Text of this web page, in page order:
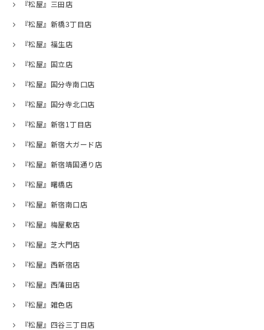
『松屋』三田店
『松屋』新橋3丁目店
『松屋』福生店
『松屋』国立店
『松屋』国分寺南口店
『松屋』国分寺北口店
『松屋』新宿1丁目店
『松屋』新宿大ガード店
『松屋』新宿靖国通り店
『松屋』曙橋店
『松屋』新宿南口店
『松屋』梅屋敷店
『松屋』芝大門店
『松屋』西新宿店
『松屋』西蒲田店
『松屋』雑色店
『松屋』四谷三丁目店